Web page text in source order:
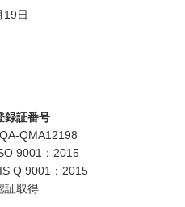
19日
録証番号
QMA12198
9001：2015
Q 9001：2015
証取得